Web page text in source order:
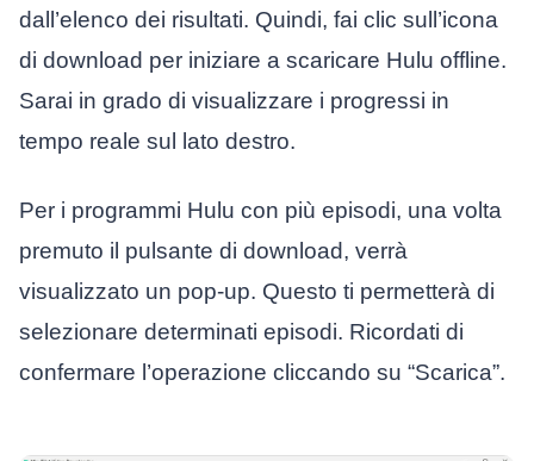
dall’elenco dei risultati. Quindi, fai clic sull’icona
di download per iniziare a scaricare Hulu offline.
Sarai in grado di visualizzare i progressi in
tempo reale sul lato destro.
Per i programmi Hulu con più episodi, una volta
premuto il pulsante di download, verrà
visualizzato un pop-up. Questo ti permetterà di
selezionare determinati episodi. Ricordati di
confermare l’operazione cliccando su “Scarica”.